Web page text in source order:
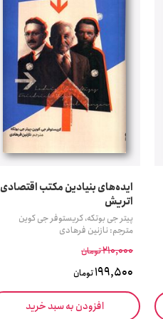
ایده‌های بنیادین مکتب اقتصادی
اتریش
پیتر جی بوتکه، کریستوفر جی کوین
مترجم: نازنین فرهادی
210,000تومان
199,500تومان
افزودن به سبد خرید